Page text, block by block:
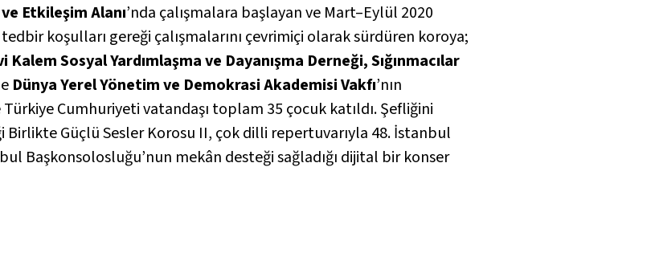
Etkileşim Alanı’nda çalışmalara başlayan ve Mart–Eylül 2020
koşulları gereği çalışmalarını çevrimiçi olarak sürdüren koroya;
Sosyal Yardımlaşma ve Dayanışma Derneği, Sığınmacılar
Dünya Yerel Yönetim ve Demokrasi Akademisi Vakfı’nın
Cumhuriyeti vatandaşı toplam 35 çocuk katıldı. Şefliğini
Birlikte Güçlü Sesler Korosu II, çok dilli repertuvarıyla 48. İstanbul
Başkonsolosluğu’nun mekân desteği sağladığı dijital bir konser